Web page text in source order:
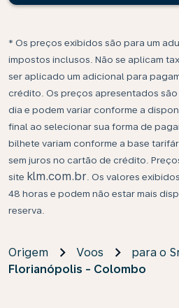
* Os preços exibidos são para um
impostos inclusos. Não se aplicam
ser aplicado um adicional para
crédito. Os preços apresentados
dia e podem variar conforme a
final ao selecionar sua forma de
bilhete variam conforme a base
sem juros no cartão de crédito.
site klm.com.br . Os valores
48 horas e podem não estar mais
reserva.
Origem Voos
para o
Florianópolis - Colombo